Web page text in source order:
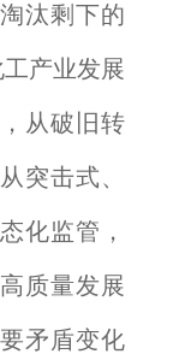
汰剩下的
产业发展
从破旧转
突击式、
化监管，
质量发展
矛盾变化